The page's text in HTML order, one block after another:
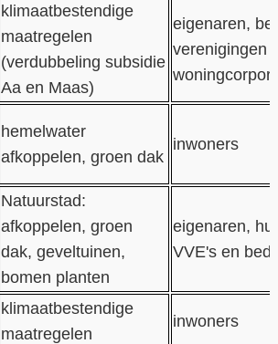
klimaatbestendige
maatregelen
(verdubbeling subsidie
Aa en Maas)
eigenaren,
verenigingen
hemelwater
afkoppelen, groen dak
inwoners
Natuurstad:
afkoppelen, groen
dak, geveltuinen,
bomen planten
eigenaren,
VVE's en
klimaatbestendige
maatregelen
inwoners